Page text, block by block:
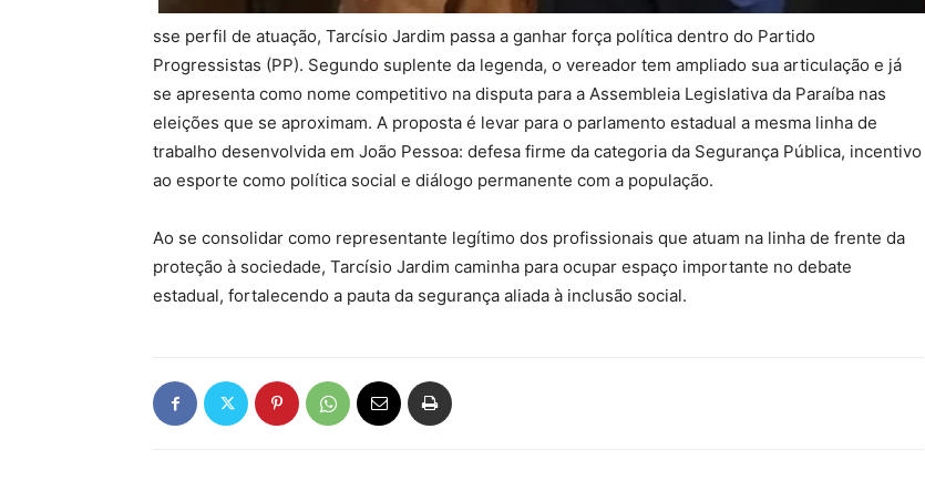
sse perfil de atuação, Tarcísio Jardim passa a ganhar força política dentro do Partido
Progressistas (PP). Segundo suplente da legenda, o vereador tem ampliado sua articulação e já
se apresenta como nome competitivo na disputa para a Assembleia Legislativa da Paraíba nas
eleições que se aproximam. A proposta é levar para o parlamento estadual a mesma linha de
trabalho desenvolvida em João Pessoa: defesa firme da categoria da Segurança Pública, incentivo
ao esporte como política social e diálogo permanente com a população.
Ao se consolidar como representante legítimo dos profissionais que atuam na linha de frente da
proteção à sociedade, Tarcísio Jardim caminha para ocupar espaço importante no debate
estadual, fortalecendo a pauta da segurança aliada à inclusão social.